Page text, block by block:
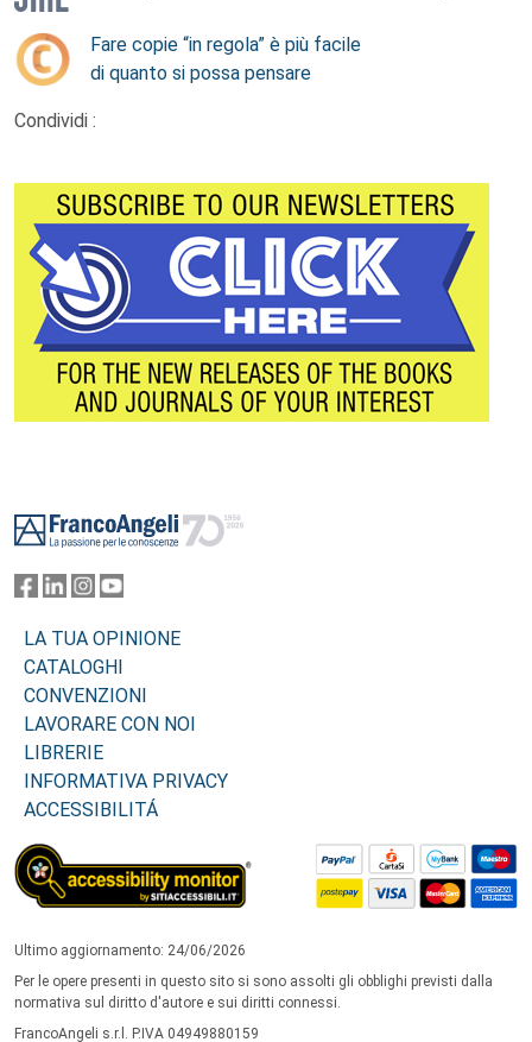
Fare copie “in regola” è più facile
di quanto si possa pensare
Condividi :
LA TUA OPINIONE
CATALOGHI
CONVENZIONI
LAVORARE CON NOI
LIBRERIE
INFORMATIVA PRIVACY
ACCESSIBILITÁ
Ultimo aggiornamento: 24/06/2026
Per le opere presenti in questo sito si sono assolti gli obblighi previsti dalla
normativa sul diritto d'autore e sui diritti connessi.
FrancoAngeli s.r.l. P.IVA 04949880159